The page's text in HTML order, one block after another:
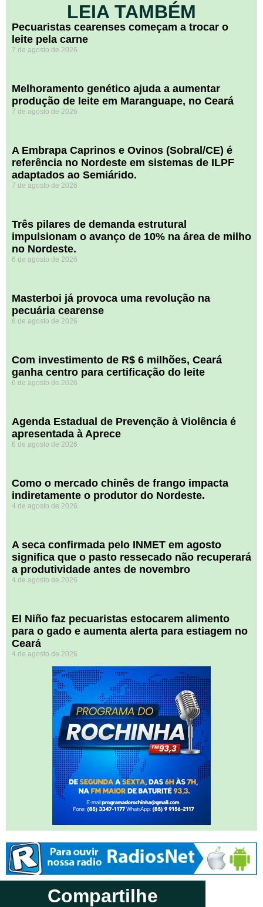
LEIA TAMBÉM
Pecuaristas cearenses começam a trocar o
leite pela carne
7 de agosto de 2026
Melhoramento genético ajuda a aumentar
produção de leite em Maranguape, no Ceará
7 de agosto de 2026
A Embrapa Caprinos e Ovinos (Sobral/CE) é
referência no Nordeste em sistemas de ILPF
adaptados ao Semiárido.
7 de agosto de 2026
​Três pilares de demanda estrutural
impulsionam o avanço de 10% na área de milho
no Nordeste.
6 de agosto de 2026
Masterboi já provoca uma revolução na
pecuária cearense
6 de agosto de 2026
Com investimento de R$ 6 milhões, Ceará
ganha centro para certificação do leite
6 de agosto de 2026
Agenda Estadual de Prevenção à Violência é
apresentada à Aprece
6 de agosto de 2026
​Como o mercado chinês de frango impacta
indiretamente o produtor do Nordeste.
4 de agosto de 2026
A seca confirmada pelo INMET em agosto
significa que o pasto ressecado não recuperará
a produtividade antes de novembro
4 de agosto de 2026
El Niño faz pecuaristas estocarem alimento
para o gado e aumenta alerta para estiagem no
Ceará
4 de agosto de 2026
Compartilhe